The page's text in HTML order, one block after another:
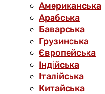
Американська
Арабська
Баварська
Грузинська
Європейська
Індійська
Італійська
Китайська